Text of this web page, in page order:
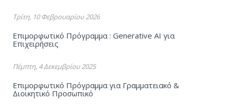
Τρίτη, 10 Φεβρουαρίου 2026
Επιμορφωτικό Πρόγραμμα : Generative AI για
Επιχειρήσεις
Πέμπτη, 4 Δεκεμβρίου 2025
Επιμορφωτικό Πρόγραμμα για Γραμματειακό &
Διοικητικό Προσωπικό